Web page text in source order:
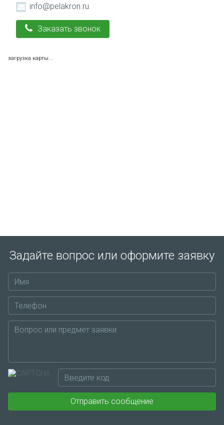
info@pelakron.ru
Заказать звонок
загрузка карты...
Задайте вопрос или оформите заявку
Отправить сообщение